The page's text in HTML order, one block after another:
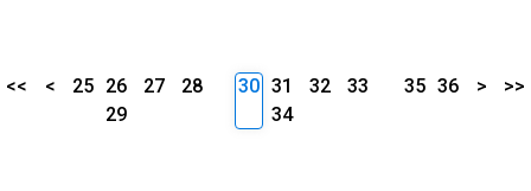
<< < 25 26 27
28
29
30 31 32
33
34
35 36 > >>